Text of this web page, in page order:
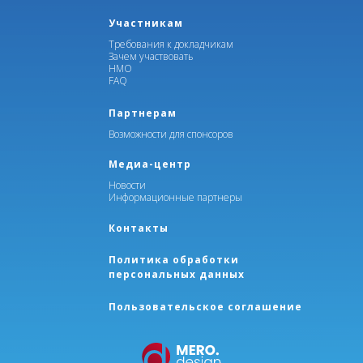
Участникам
Требования к докладчикам
Зачем участвовать
НМО
FAQ
Партнерам
Возможности для спонсоров
Медиа-центр
Новости
Информационные партнеры
Контакты
Пользовательское соглашение
Политика обработки
персональных данных